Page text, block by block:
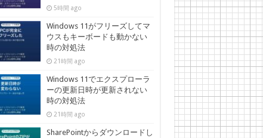
5時間 ago
Windows 11がフリーズしてマ
ウスもキーボードも動かない
時の対処法
21時間 ago
Windows 11でエクスプローラ
ーの更新日時が更新されない
時の対処法
21時間 ago
SharePointからダウンロードし